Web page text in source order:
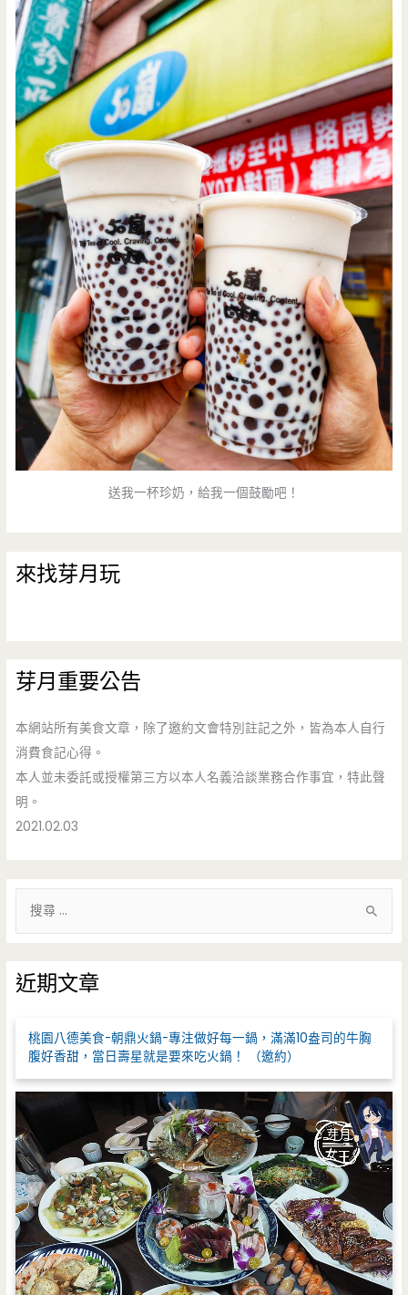
餅/
簡
餐/
下
午
茶
送我一杯珍奶，給我一個鼓勵吧！
來找芽月玩
芽月重要公告
本網站所有美食文章，除了邀約文會特別註記之外，皆為本人自行
消費食記心得。
本人並未委託或授權第三方以本人名義洽談業務合作事宜，特此聲
明。
2021.02.03
鍵
字
近期文章
桃園八德美食-朝鼎火鍋-專注做好每一鍋，滿滿10盎司的牛胸
腹好香甜，當日壽星就是要來吃火鍋！ （邀約）